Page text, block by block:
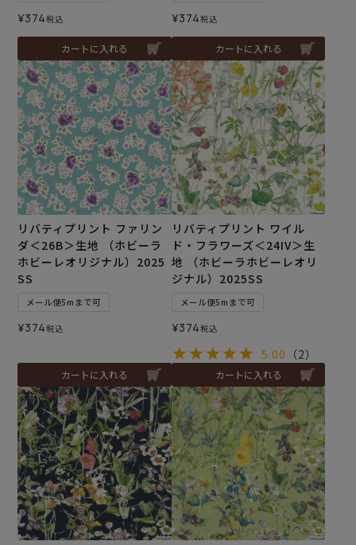
¥374税込
カートに入れる
¥374税込
カートに入れる
リバティプリント ファリン
ダ＜26B＞生地 （ホビーラ
ホビーレオリジナル）2025
SS
メール便5mまで可
¥374税込
カートに入れる
リバティプリント ワイル
ド・フラワーズ＜24IV＞生
地 （ホビーラホビーレオリ
ジナル）2025SS
メール便5mまで可
¥374税込
5.00 （2）
カートに入れる